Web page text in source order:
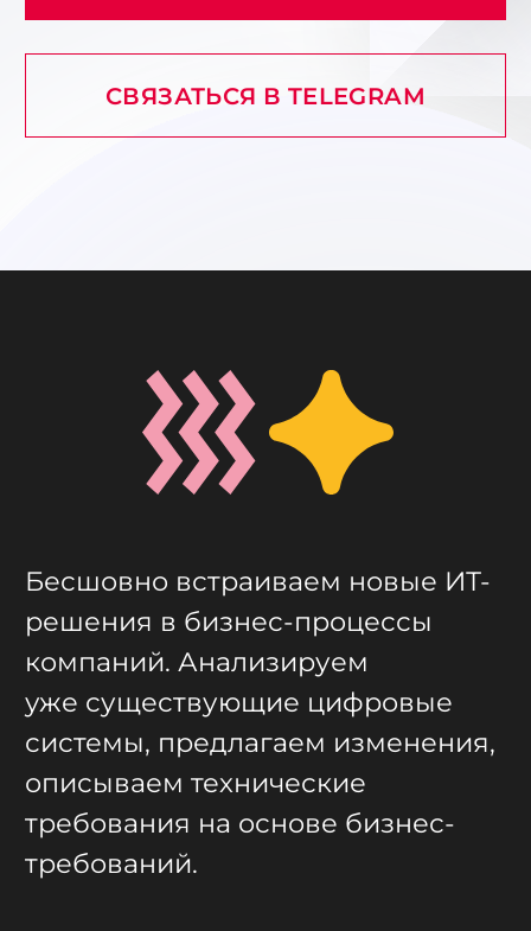
СВЯЗАТЬСЯ В TELEGRAM
Бесшовно встраиваем новые ИТ-
решения в бизнес-процессы
компаний. Анализируем
уже существующие цифровые
системы, предлагаем изменения,
описываем технические
требования на основе бизнес-
требований.